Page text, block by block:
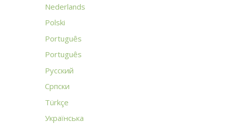
Nederlands
Polski
Português
Português
Русский
Српски
Türkçe
Українська